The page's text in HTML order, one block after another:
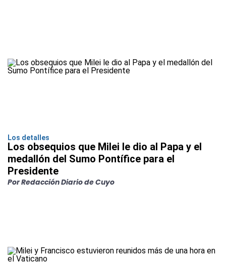
Los detalles
Los obsequios que Milei le dio al Papa y el
medallón del Sumo Pontífice para el
Presidente
Por Redacción Diario de Cuyo